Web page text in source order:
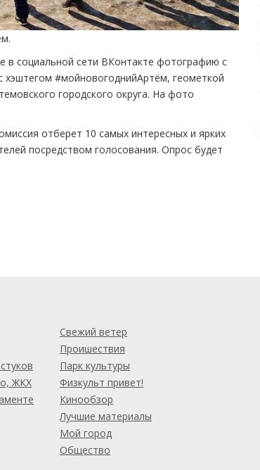
в социальной сети ВКонтакте фотографию с
хэштегом #мойновогоднийАртём, геометкой
городского округа. На фото
отберет 10 самых интересных и ярких
посредством голосования. Опрос будет
ЖКХ
Свежий ветер
Проишествия
Парк культуры
Физкульт привет!
Кинообзор
Лучшие материалы
Мой город
Общество